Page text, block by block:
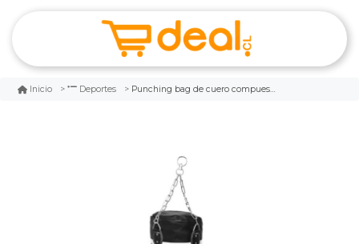
Inicio Deportes Punching bag de cuero compuesto muuk 1 metro